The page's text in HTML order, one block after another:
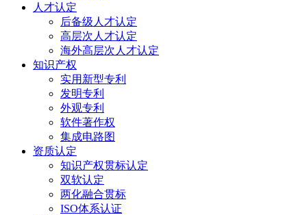
人才认定
后备级人才认定
高层次人才认定
海外高层次人才认定
知识产权
实用新型专利
发明专利
外观专利
软件著作权
集成电路图
资质认定
知识产权贯标认定
双软认定
两化融合贯标
ISO体系认证